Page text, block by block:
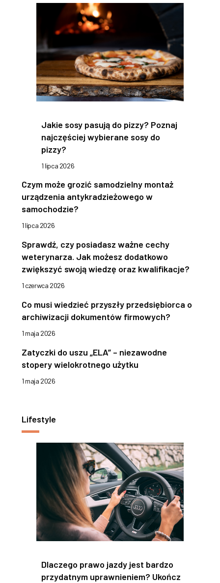
Jakie sosy pasują do pizzy? Poznaj
najczęściej wybierane sosy do
pizzy?
1 lipca 2026
Czym może grozić samodzielny montaż
urządzenia antykradzieżowego w
samochodzie?
1 lipca 2026
Sprawdź, czy posiadasz ważne cechy
weterynarza. Jak możesz dodatkowo
zwiększyć swoją wiedzę oraz kwalifikacje?
1 czerwca 2026
Co musi wiedzieć przyszły przedsiębiorca o
archiwizacji dokumentów firmowych?
1 maja 2026
Zatyczki do uszu „ELA” – niezawodne
stopery wielokrotnego użytku
1 maja 2026
Lifestyle
Dlaczego prawo jazdy jest bardzo
przydatnym uprawnieniem? Ukończ